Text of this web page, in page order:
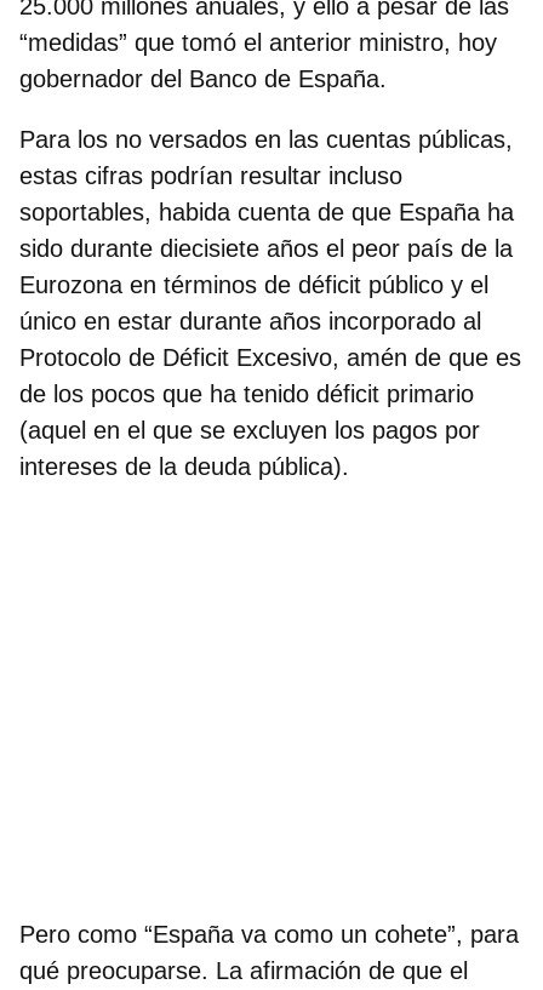
25.000 millones anuales, y ello a pesar de las
“medidas” que tomó el anterior ministro, hoy
gobernador del Banco de España.
Para los no versados en las cuentas públicas,
estas cifras podrían resultar incluso
soportables, habida cuenta de que España ha
sido durante diecisiete años el peor país de la
Eurozona en términos de déficit público y el
único en estar durante años incorporado al
Protocolo de Déficit Excesivo, amén de que es
de los pocos que ha tenido déficit primario
(aquel en el que se excluyen los pagos por
intereses de la deuda pública).
Pero como “España va como un cohete”, para
qué preocuparse. La afirmación de que el